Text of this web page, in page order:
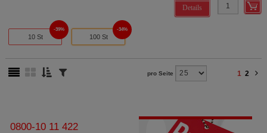
Details
10 St
39%
100 St
34%
pro Seite 1 2
0800-10 11 422